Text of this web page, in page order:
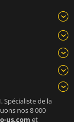
Spécialiste de la
nos 8 000
us.com et